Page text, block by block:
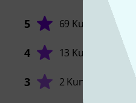
5 69 Kunden
4 13 Kunden
3 2 Kunden